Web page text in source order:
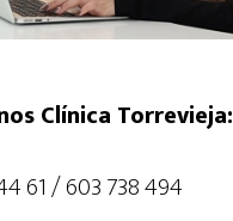
Clínica Torrevieja:
61 / 603 738 494